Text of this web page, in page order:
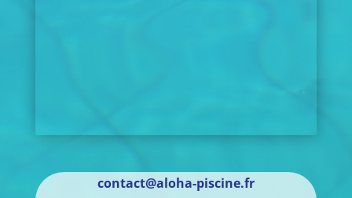
contact@aloha-piscine.fr